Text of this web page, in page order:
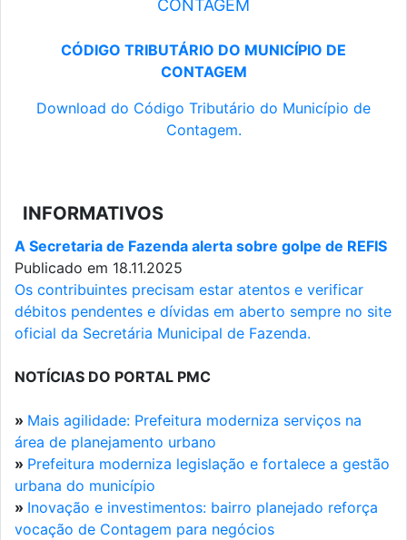
CONTAGEM
CÓDIGO TRIBUTÁRIO DO MUNICÍPIO DE
CONTAGEM
Download do Código Tributário do Município de
Contagem.
INFORMATIVOS
A Secretaria de Fazenda alerta sobre golpe de REFIS
Publicado em 18.11.2025
Os contribuintes precisam estar atentos e verificar
débitos pendentes e dívidas em aberto sempre no site
oficial da Secretária Municipal de Fazenda.
NOTÍCIAS DO PORTAL PMC
» Mais agilidade: Prefeitura moderniza serviços na
área de planejamento urbano
» Prefeitura moderniza legislação e fortalece a gestão
urbana do município
» Inovação e investimentos: bairro planejado reforça
vocação de Contagem para negócios